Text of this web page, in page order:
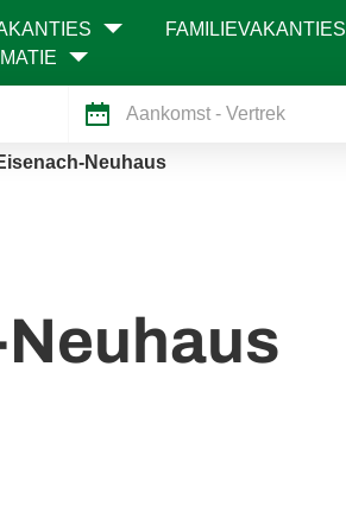
FAMILIEVAKANTIES
Aankomst - Vertrek
Neuhaus